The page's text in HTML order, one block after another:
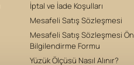
İptal ve İade Koşulları
Mesafeli Satış Sözleşmesi
Mesafeli Satış Sözleşmesi Ön
Bilgilendirme Formu
Yüzük Ölçüsü Nasıl Alınır?